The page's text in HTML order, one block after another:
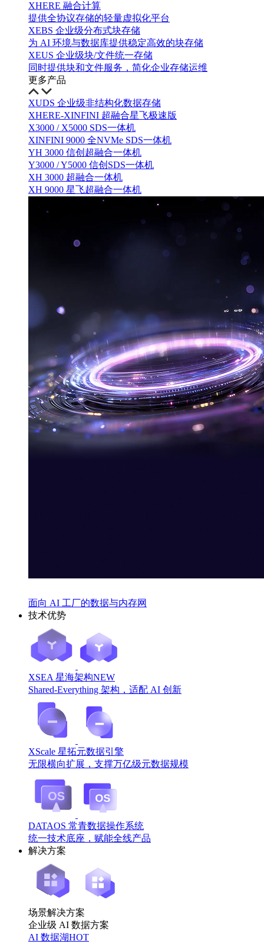
XHERE 融合计算
提供全协议存储的轻量虚拟化平台
XEBS 企业级分布式块存储
为 AI 环境与数据库提供稳定高效的块存储
XEUS 企业级块/文件统一存储
同时提供块和文件服务，简化企业存储运维
更多产品
XUDS 企业级非结构化数据存储
XHERE-XINFINI 超融合星飞极速版
X3000 / X5000 SDS一体机
XINFINI 9000 全NVMe SDS一体机
YH 3000 信创超融合一体机
Y3000 / Y5000 信创SDS一体机
XH 3000 超融合一体机
XH 9000 星飞超融合一体机
面向 AI 工厂的数据与内存网
技术优势
XSEA 星海架构NEW
Shared-Everything 架构，适配 AI 创新
XScale 星拓元数据引擎
无限横向扩展，支撑万亿级元数据规模
DATAOS 常青数据操作系统
统一技术底座，赋能全线产品
解决方案
场景解决方案
企业级 AI 数据方案
AI 数据湖HOT